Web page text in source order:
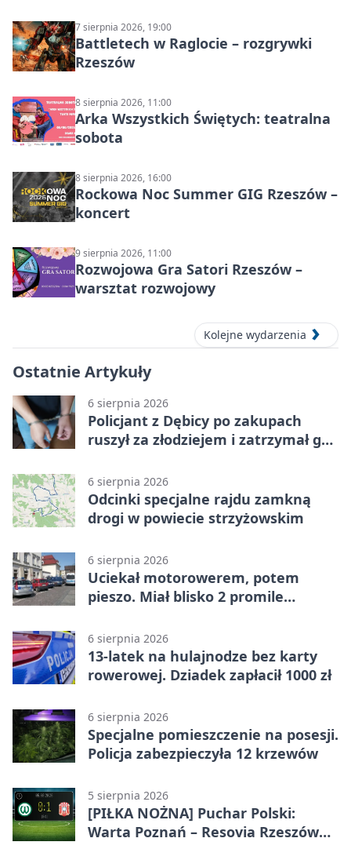
7 sierpnia 2026, 19:00
Battletech w Raglocie – rozgrywki
Rzeszów
8 sierpnia 2026, 11:00
Arka Wszystkich Świętych: teatralna
sobota
8 sierpnia 2026, 16:00
Rockowa Noc Summer GIG Rzeszów –
koncert
9 sierpnia 2026, 11:00
Rozwojowa Gra Satori Rzeszów –
warsztat rozwojowy
Kolejne wydarzenia
Ostatnie Artykuły
6 sierpnia 2026
Policjant z Dębicy po zakupach
ruszył za złodziejem i zatrzymał go
6 sierpnia 2026
Odcinki specjalne rajdu zamkną
drogi w powiecie strzyżowskim
6 sierpnia 2026
Uciekał motorowerem, potem
pieszo. Miał blisko 2 promile
6 sierpnia 2026
13-latek na hulajnodze bez karty
rowerowej. Dziadek zapłacił 1000 zł
6 sierpnia 2026
Specjalne pomieszczenie na posesji.
Policja zabezpieczyła 12 krzewów
5 sierpnia 2026
[PIŁKA NOŻNA] Puchar Polski:
Warta Poznań – Resovia Rzeszów